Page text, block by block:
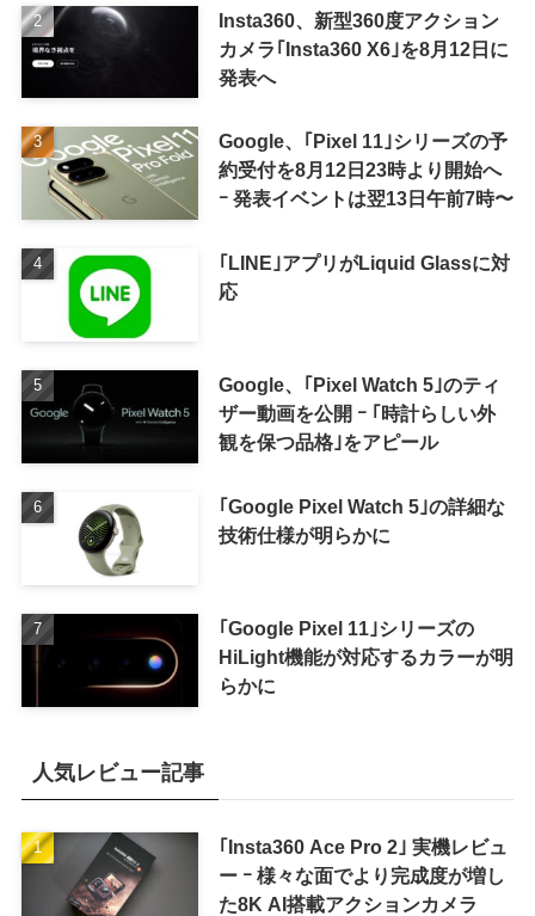
Insta360、新型360度アクション
カメラ｢Insta360 X6｣を8月12日に
発表へ
Google、｢Pixel 11｣シリーズの予
約受付を8月12日23時より開始へ
ｰ 発表イベントは翌13日午前7時〜
｢LINE｣アプリがLiquid Glassに対
応
Google、｢Pixel Watch 5｣のティ
ザー動画を公開 ｰ ｢時計らしい外
観を保つ品格｣をアピール
｢Google Pixel Watch 5｣の詳細な
技術仕様が明らかに
｢Google Pixel 11｣シリーズの
HiLight機能が対応するカラーが明
らかに
人気レビュー記事
｢Insta360 Ace Pro 2｣ 実機レビュ
ー ｰ 様々な面でより完成度が増し
た8K AI搭載アクションカメラ